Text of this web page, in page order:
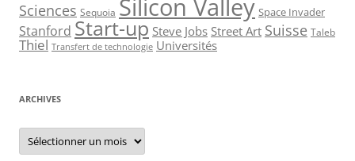
Sciences Sequoia Silicon Valley Space Invader
Stanford Start-up Steve Jobs Street Art Suisse Taleb
Thiel Transfert de technologie Universités
ARCHIVES
Archives